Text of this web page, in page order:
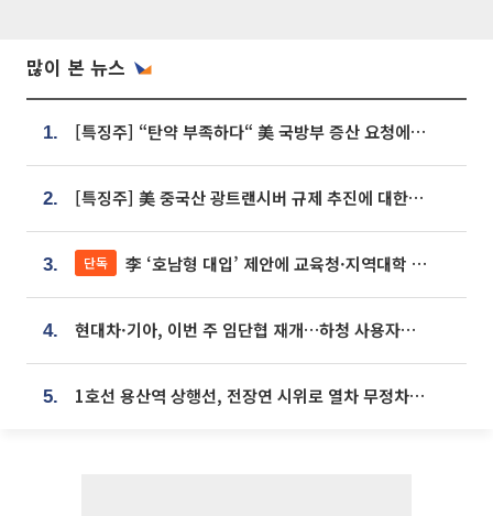
많이 본 뉴스
1. [특징주] “탄약 부족하다“ 美 국방부 증산 요청에⋯국내 방산주 급등세
2. [특징주] 美 중국산 광트랜시버 규제 추진에 대한광통신 등 광통신株 강세
3. 단독 李 ‘호남형 대입’ 제안에 교육청·지역대학 서·논술형 입시 연계 '착수'
4. 현대차·기아, 이번 주 임단협 재개…하청 사용자성 재심도 ‘변수’
5. 1호선 용산역 상행선, 전장연 시위로 열차 무정차 운행